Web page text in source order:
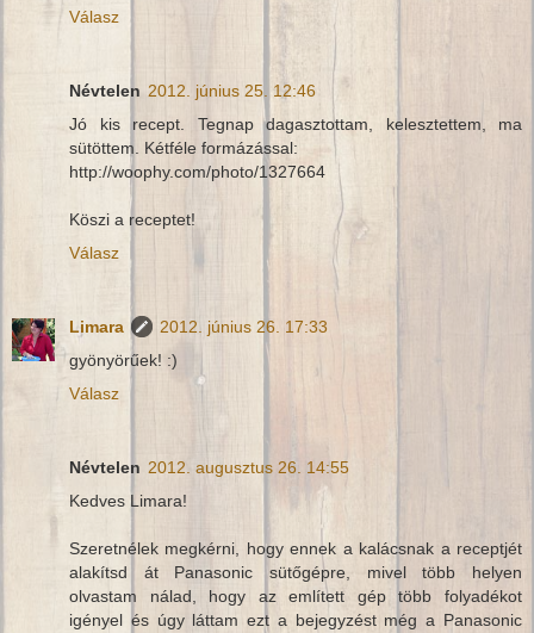
Válasz
Névtelen 2012. június 25. 12:46
Jó kis recept. Tegnap dagasztottam, kelesztettem, ma
sütöttem. Kétféle formázással:
http://woophy.com/photo/1327664
Köszi a receptet!
Válasz
Limara
2012. június 26. 17:33
gyönyörűek! :)
Válasz
Névtelen 2012. augusztus 26. 14:55
Kedves Limara!
Szeretnélek megkérni, hogy ennek a kalácsnak a receptjét
alakítsd át Panasonic sütőgépre, mivel több helyen
olvastam nálad, hogy az említett gép több folyadékot
igényel és úgy láttam ezt a bejegyzést még a Panasonic